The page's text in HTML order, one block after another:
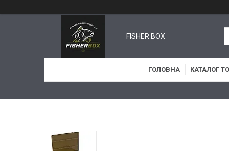
FISHER BOX
ГОЛОВНА КАТАЛОГ